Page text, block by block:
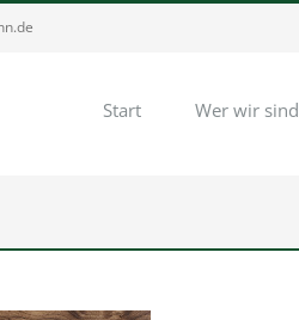
Start Wer wir sind